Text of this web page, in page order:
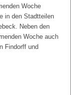
Woche
in den Stadtteilen
Neben den
Woche auch
Findorff und